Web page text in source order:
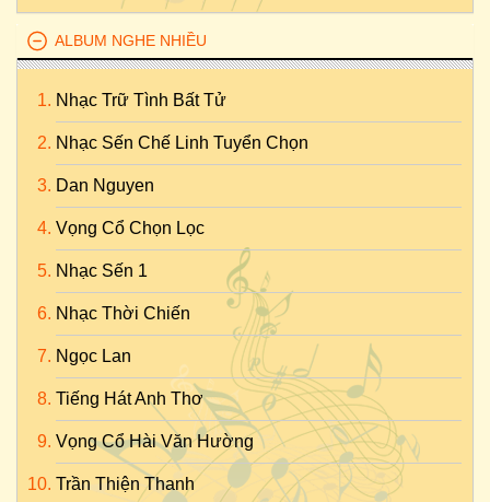
ALBUM NGHE NHIỀU
Nhạc Trữ Tình Bất Tử
Nhạc Sến Chế Linh Tuyển Chọn
Dan Nguyen
Vọng Cổ Chọn Lọc
Nhạc Sến 1
Nhạc Thời Chiến
Ngọc Lan
Tiếng Hát Anh Thơ
Vọng Cổ Hài Văn Hường
Trần Thiện Thanh